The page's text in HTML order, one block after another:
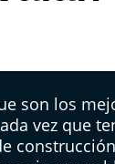
son los
vez que